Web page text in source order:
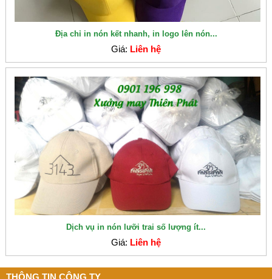
Địa chỉ in nón kết nhanh, in logo lên nón...
Giá: Liên hệ
Dịch vụ in nón lưỡi trai số lượng ít...
Giá: Liên hệ
THÔNG TIN CÔNG TY